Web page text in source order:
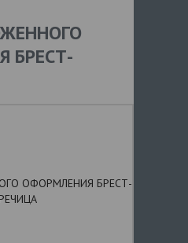
БРЕСТ-